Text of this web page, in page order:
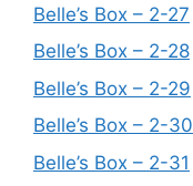
Belle’s Box – 2-27
Belle’s Box – 2-28
Belle’s Box – 2-29
Belle’s Box – 2-30
Belle’s Box – 2-31